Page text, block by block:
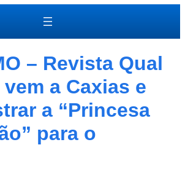
– Revista Qual
a Caxias e
a “Princesa
para o